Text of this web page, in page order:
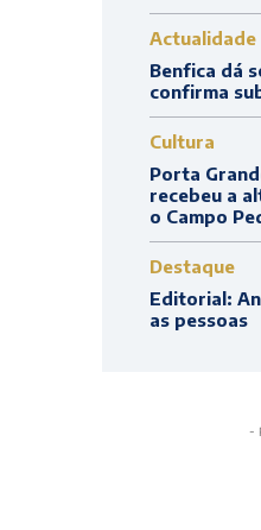
Actualidade
Benfica dá
confirma
Cultura
Porta
recebeu a
o Campo
Destaque
Editorial:
as pessoas
-